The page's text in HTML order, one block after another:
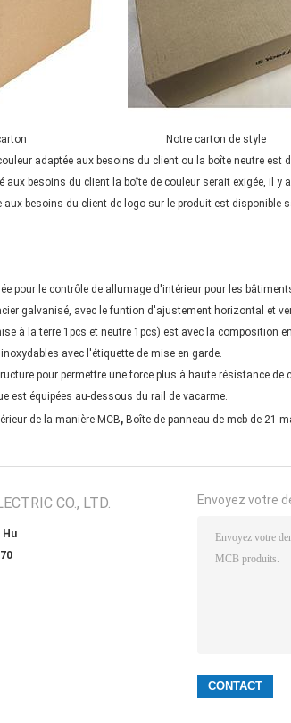
de carton Notre carton de style
adaptée aux besoins du client ou la boîte neutre est
du client la boîte de couleur serait exigée, il y a
du client de logo sur le produit est disponible
pour le contrôle de allumage d'intérieur pour les
galvanisé, avec le funtion d'ajustement horizontal et
à la terre 1pcs et neutre 1pcs) est avec la composition
avec l'étiquette de mise en garde.
pour permettre une force plus à haute résistance de
est équipées au-dessous du rail de vacarme.
de la manière MCB, Boîte de panneau de mcb de 21
CO., LTD.
Hu
Envoyez votre